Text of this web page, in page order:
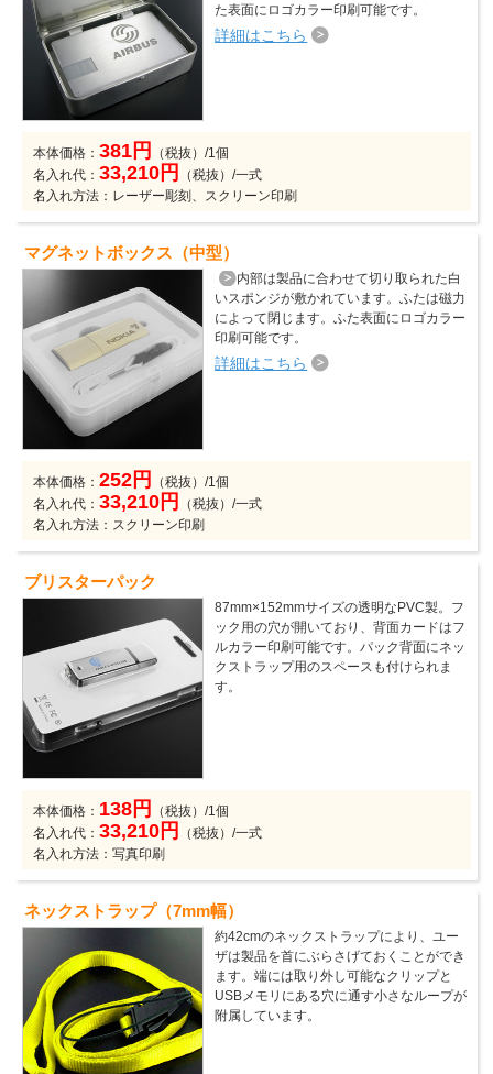
た表面にロゴカラー印刷可能です。
詳細はこちら
本体価格：381円
（税抜）/1個
名入れ代：33,210円
（税抜）/一式
名入れ方法：レーザー彫刻、スクリーン印刷
マグネットボックス（中型）
内部は製品に合わせて切り取られた白
いスポンジが敷かれています。ふたは磁力
によって閉じます。ふた表面にロゴカラー
印刷可能です。
詳細はこちら
本体価格：252円
（税抜）/1個
名入れ代：33,210円
（税抜）/一式
名入れ方法：スクリーン印刷
ブリスターパック
87mm×152mmサイズの透明なPVC製。フ
ック用の穴が開いており、背面カードはフ
ルカラー印刷可能です。パック背面にネッ
クストラップ用のスペースも付けられま
す。
本体価格： 138円
（税抜）/1個
名入れ代：33,210円
（税抜）/一式
名入れ方法：写真印刷
ネックストラップ（7mm幅）
約42cmのネックストラップにより、ユー
ザは製品を首にぶらさげておくことができ
ます。端には取り外し可能なクリップと
USBメモリにある穴に通す小さなループが
附属しています。